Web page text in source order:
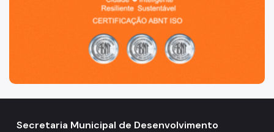
Secretaria Municipal de Desenvolvimento